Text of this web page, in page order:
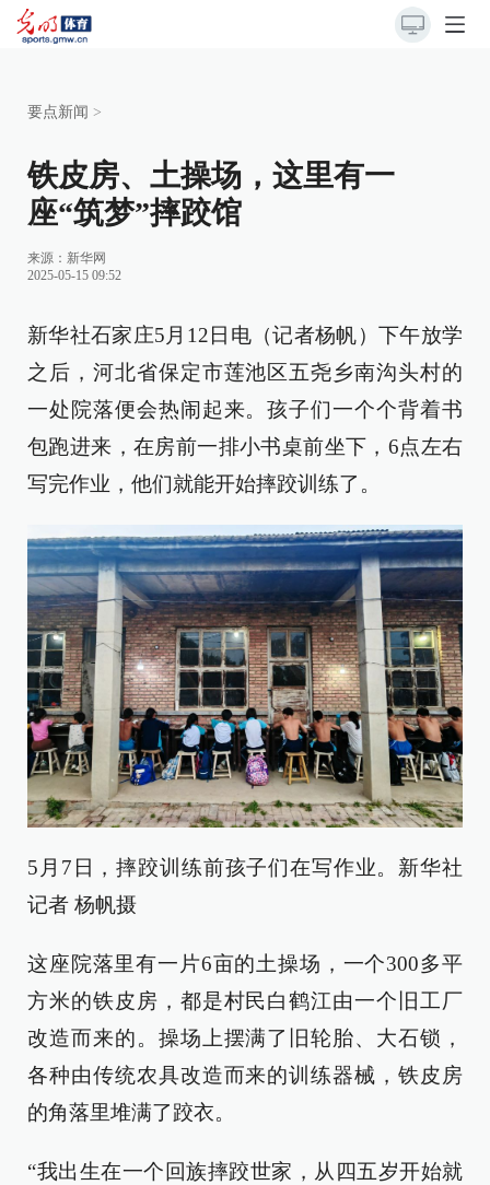
要点新闻 >
铁皮房、土操场，这里有一
座“筑梦”摔跤馆
来源： 新华网
2025-05-15 09:52
新华社石家庄5月12日电（记者杨帆）下午放学
之后，河北省保定市莲池区五尧乡南沟头村的
一处院落便会热闹起来。孩子们一个个背着书
包跑进来，在房前一排小书桌前坐下，6点左右
写完作业，他们就能开始摔跤训练了。
5月7日，摔跤训练前孩子们在写作业。新华社
记者 杨帆摄
这座院落里有一片6亩的土操场，一个300多平
方米的铁皮房，都是村民白鹤江由一个旧工厂
改造而来的。操场上摆满了旧轮胎、大石锁，
各种由传统农具改造而来的训练器械，铁皮房
的角落里堆满了跤衣。
“我出生在一个回族摔跤世家，从四五岁开始就